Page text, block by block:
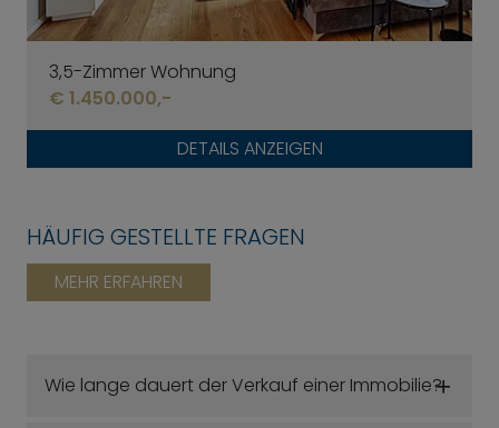
3,5-Zimmer Wohnung
€ 1.450.000,-
DETAILS ANZEIGEN
HÄUFIG GESTELLTE FRAGEN
MEHR ERFAHREN
Wie lange dauert der Verkauf einer Immobilie?